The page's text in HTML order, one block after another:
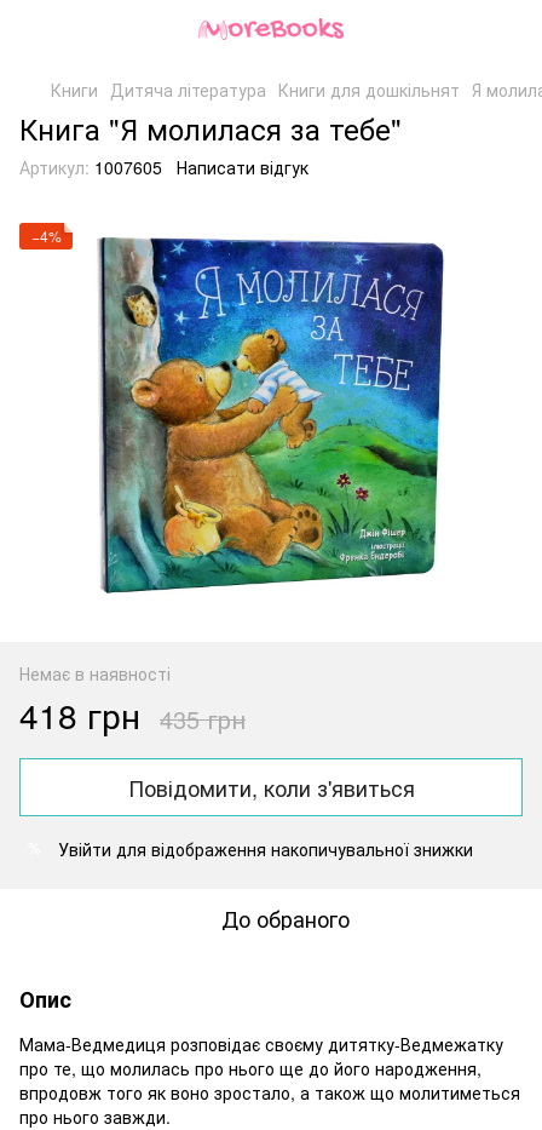
Книги Дитяча література Книги для дошкільнят Я
Книга "Я молилася за тебе"
Артикул: 1007605 Написати відгук
−4%
Немає в наявності
418 грн 435 грн
Повідомити, коли з'явиться
Увійти для відображення накопичувальної знижки
До обраного
Опис
Мама-Ведмедиця розповідає своєму дитятку-Ведмежатку
про те, що молилась про нього ще до його народження,
впродовж того як воно зростало, а також що молитиметься
про нього завжди.